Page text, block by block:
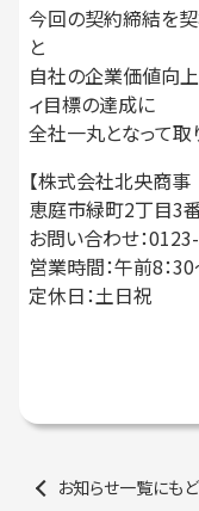
今回の契約締結を
と
自社の企業価値向
ィ目標の達成に
全社一丸となって取
【株式会社北央商
恵庭市緑町2丁目3
お問い合わせ：
営業時間：午前8：
定休日：土日祝
お知らせ一覧にも